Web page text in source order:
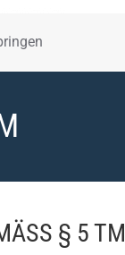
§ 5 TMG